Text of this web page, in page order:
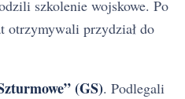
szkolenie wojskowe. Po
otrzymywali przydział do
(GS). Podlegali